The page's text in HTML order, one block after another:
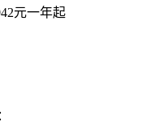
元一年起